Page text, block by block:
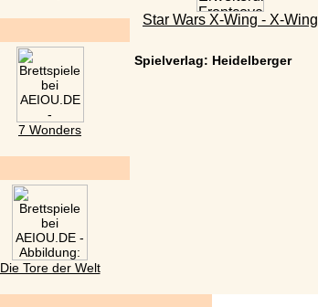
Star Wars X-Wing - X-Wing
Spielverlag: Heidelberger
7 Wonders
Die Tore der Welt